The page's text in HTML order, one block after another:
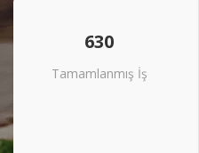
630
Tamamlanmış İş